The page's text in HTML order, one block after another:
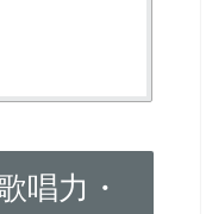
唱力・